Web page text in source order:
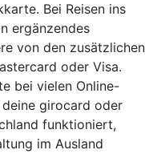
Bei Reisen ins
ergänzendes
von den zusätzlichen
oder Visa.
bei vielen Online-
girocard oder
funktioniert,
im Ausland